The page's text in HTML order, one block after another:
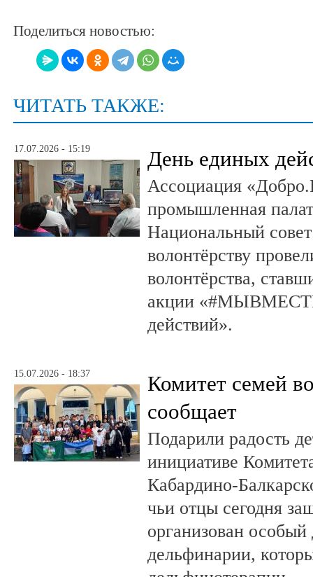
Поделиться новостью:
ЧИТАТЬ ТАКЖЕ:
17.07.2026 - 15:19 День единых
Ассоциация
промышленная
Национальный
волонтёрству
волонтёрства,
акции
действий».
15.07.2026 - 18:37
Комитет семей
сообщает
Подарили радость
инициативе
Кабардино-
чьи отцы сегодня
организован
дельфинарии,